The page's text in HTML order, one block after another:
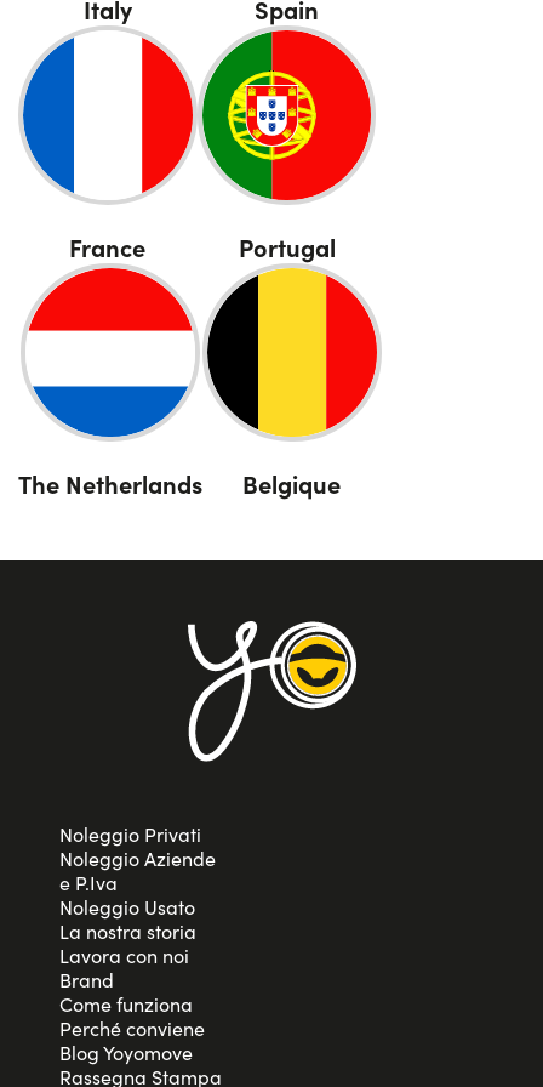
Italy Spain
France Portugal
The Netherlands Belgique
Noleggio Privati
Noleggio Aziende
e P.Iva
Noleggio Usato
La nostra storia
Lavora con noi
Brand
Come funziona
Perché conviene
Blog Yoyomove
Rassegna Stampa